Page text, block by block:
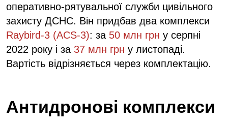
оперативно-рятувальної служби цивільного
захисту ДСНС. Він придбав два комплекси
Raybird-3 (ACS-3): за 50 млн грн у серпні
2022 року і за 37 млн грн у листопаді.
Вартість відрізняється через комплектацію.
Антидронові комплекси